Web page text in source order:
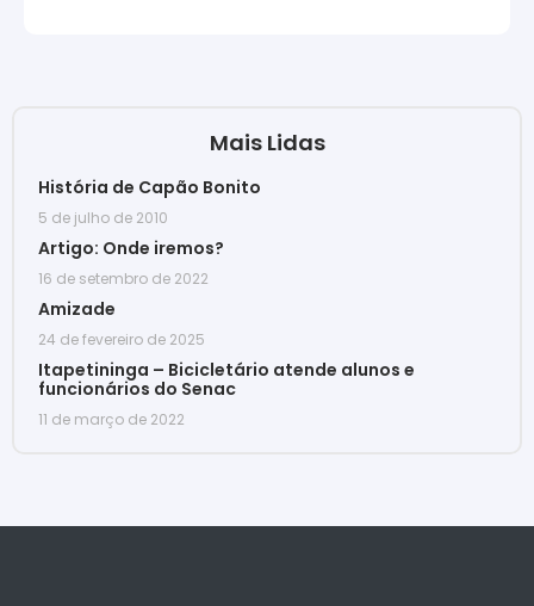
Mais Lidas
História de Capão Bonito
5 de julho de 2010
Artigo: Onde iremos?
16 de setembro de 2022
Amizade
24 de fevereiro de 2025
Itapetininga – Bicicletário atende alunos e
funcionários do Senac
11 de março de 2022